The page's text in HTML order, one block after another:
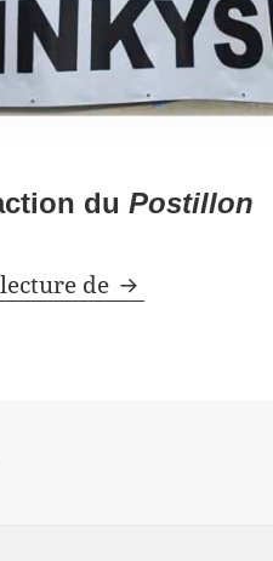
duPostillon
de La marche